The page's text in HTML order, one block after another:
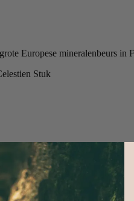
Europese mineralenbeurs in
Stuk